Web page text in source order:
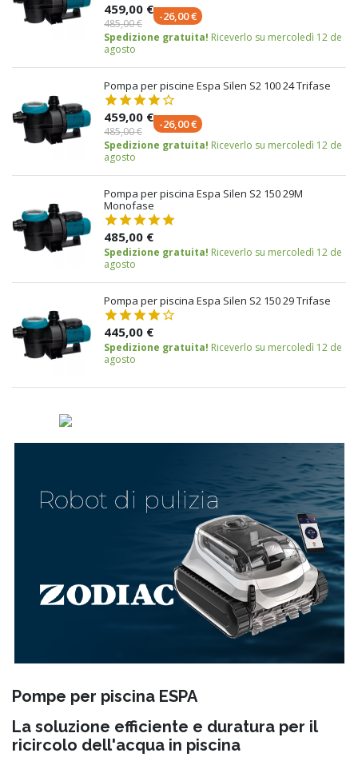
459,00 €
485,00 €
-26,00 €
Spedizione gratuita! Riceverlo su mercoledì 12 de
agosto
Pompa per piscine Espa Silen S2 100 24 Trifase
459,00 €
485,00 €
-26,00 €
Spedizione gratuita! Riceverlo su mercoledì 12 de
agosto
Pompa per piscina Espa Silen S2 150 29M
Monofase
485,00 €
Spedizione gratuita! Riceverlo su mercoledì 12 de
agosto
Pompa per piscina Espa Silen S2 150 29 Trifase
445,00 €
Spedizione gratuita! Riceverlo su mercoledì 12 de
agosto
Pompe per piscina ESPA
La soluzione efficiente e duratura per il
ricircolo dell'acqua in piscina